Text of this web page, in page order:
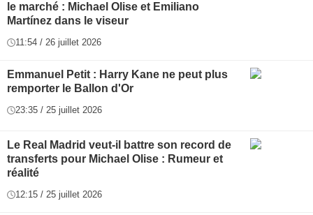
le marché : Michael Olise et Emiliano
Martínez dans le viseur
11:54 / 26 juillet 2026
Emmanuel Petit : Harry Kane ne peut plus
remporter le Ballon d'Or
23:35 / 25 juillet 2026
Le Real Madrid veut-il battre son record de
transferts pour Michael Olise : Rumeur et
réalité
12:15 / 25 juillet 2026